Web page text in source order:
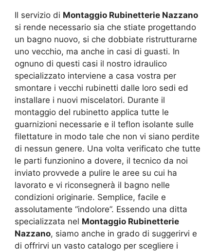
Il servizio di Montaggio Rubinetterie Nazzano
si rende necessario sia che stiate progettando
un bagno nuovo, si che dobbiate ristrutturarne
uno vecchio, ma anche in casi di guasti. In
ognuno di questi casi il nostro idraulico
specializzato interviene a casa vostra per
smontare i vecchi rubinetti dalle loro sedi ed
installare i nuovi miscelatori. Durante il
montaggio del rubinetto applica tutte le
guarnizioni necessarie e il teflon isolante sulle
filettature in modo tale che non vi siano perdite
di nessun genere. Una volta verificato che tutte
le parti funzionino a dovere, il tecnico da noi
inviato provvede a pulire le aree su cui ha
lavorato e vi riconsegnerà il bagno nelle
condizioni originarie. Semplice, facile e
assolutamente “indolore”. Essendo una ditta
specializzata nel Montaggio Rubinetterie
Nazzano, siamo anche in grado di suggerirvi e
di offrirvi un vasto catalogo per scegliere i